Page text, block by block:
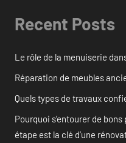
Recent Posts
Le rôle de la menuiserie
Réparation de meubles
Quels types de travaux
Pourquoi s’entourer de
étape est la clé d’une